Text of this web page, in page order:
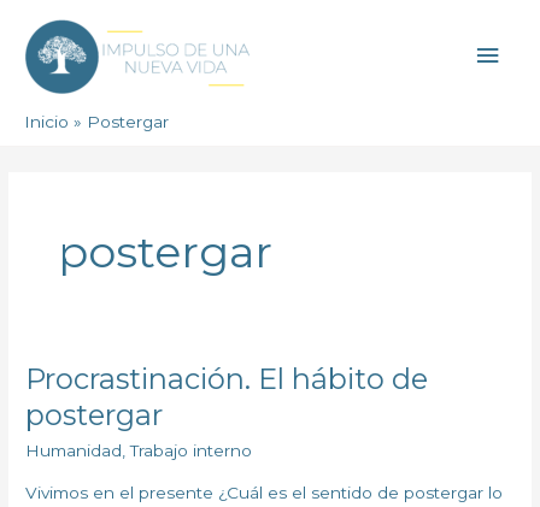
contenido
Inicio Postergar
postergar
Procrastinación. El hábito de
postergar
Humanidad ,Trabajo interno
Vivimos en el presente ¿Cuál es el sentido de postergar lo
Procrastinación.
hábito
de